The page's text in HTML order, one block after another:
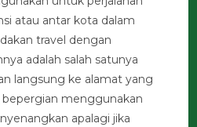
atau antar kota dalam
travel dengan
adalah salah satunya
langsung ke alamat yang
bepergian menggunakan
apalagi jika